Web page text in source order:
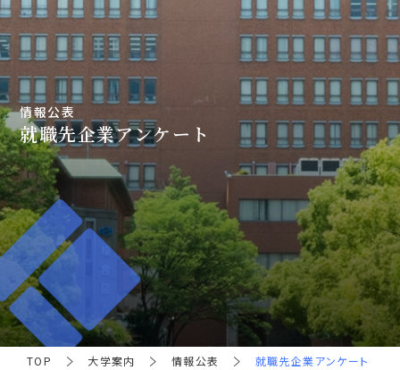
情報公表
就職先企業アンケート
TOP 大学案内 情報公表 就職先企業アンケート